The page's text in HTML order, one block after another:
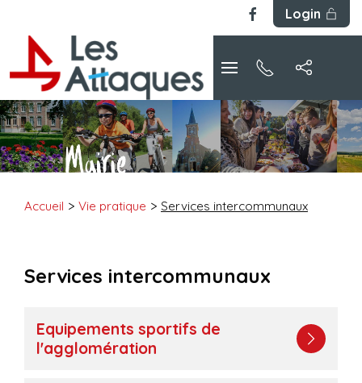
Login
Accueil Vie pratique Services intercommunaux
Services intercommunaux
Equipements sportifs de
l'agglomération